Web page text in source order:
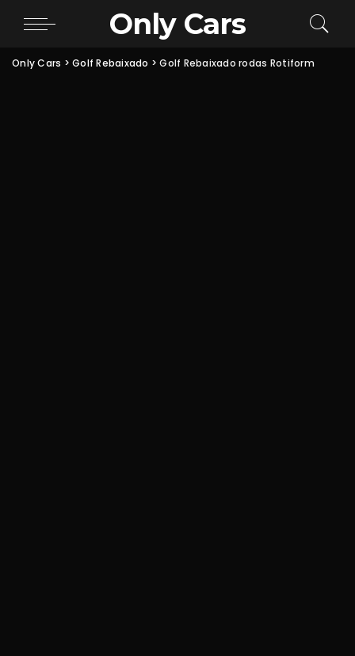
Only Cars
Only Cars >Golf Rebaixado >Golf Rebaixado rodas Rotiform